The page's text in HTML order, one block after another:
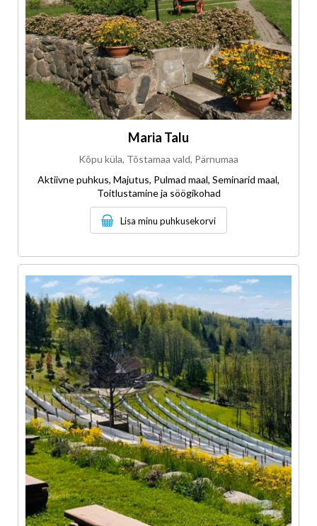
Maria Talu
Kõpu küla, Tõstamaa vald, Pärnumaa
Aktiivne puhkus, Majutus, Pulmad maal, Seminarid maal,
Toitlustamine ja söögikohad
Lisa minu puhkusekorvi